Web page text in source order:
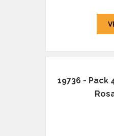
19736 - Pack